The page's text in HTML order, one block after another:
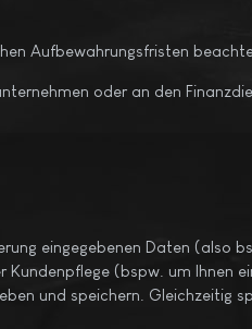
Aufbewahrungsfristen
oder an den
eingegebenen Daten (also
(bspw. um Ihnen
und speichern. Gleichzeitig